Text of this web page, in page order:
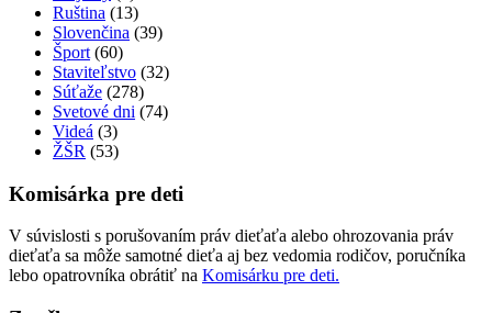
Ruština (13)
Slovenčina (39)
Šport (60)
Staviteľstvo (32)
Súťaže (278)
Svetové dni (74)
Videá (3)
ŽŠR (53)
Komisárka pre deti
V súvislosti s porušovaním práv dieťaťa alebo ohrozovania práv
dieťaťa sa môže samotné dieťa aj bez vedomia rodičov, poručníka
lebo opatrovníka obrátiť na Komisárku pre deti.